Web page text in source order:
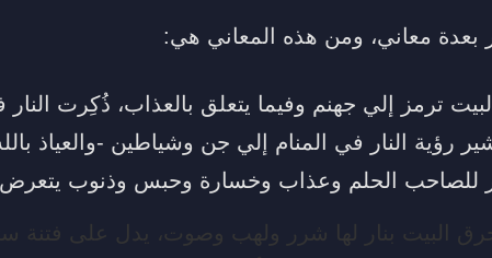
بعدة معاني، ومن هذه المعاني هي:
ترمز إلي جهنم وفيما يتعلق بالعذاب، ذُكِرت
رؤية النار في المنام إلي جن وشياطين -والعياذ
للصاحب الحلم وعذاب وخسارة وحبس وذنوب يتعرض
حرق البيت بنار لها شرر ولهب وصوت، يدل على فتنة